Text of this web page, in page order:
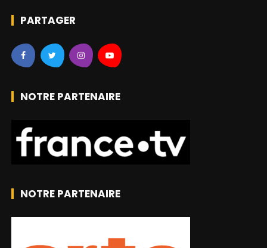
PARTAGER
NOTRE PARTENAIRE
NOTRE PARTENAIRE